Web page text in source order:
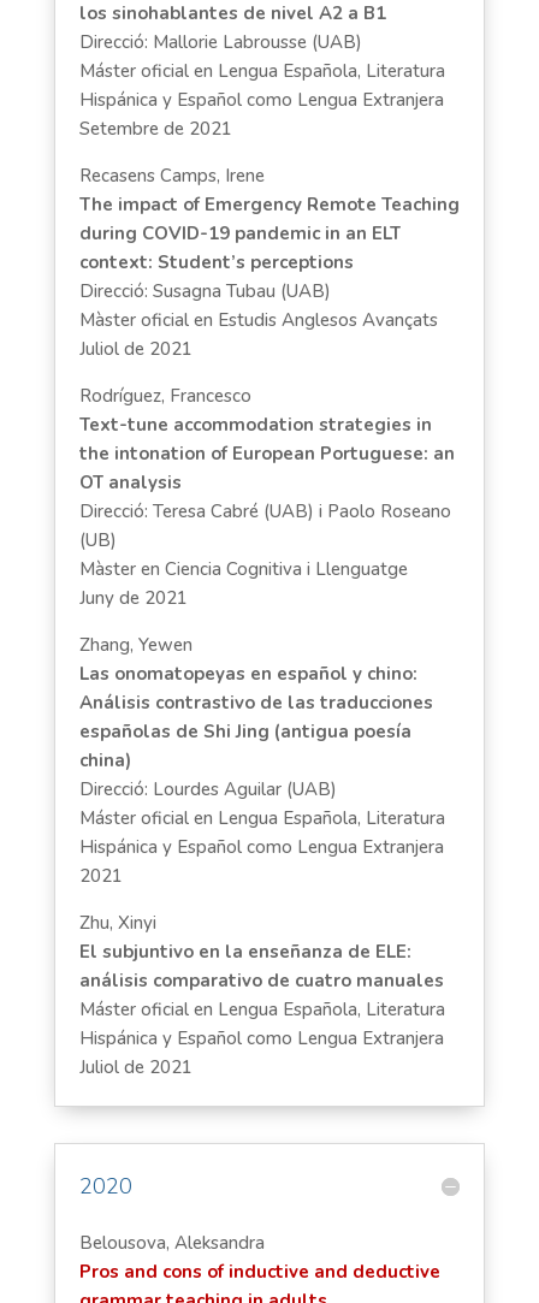
los sinohablantes de nivel A2 a B1
Direcció: Mallorie Labrousse (UAB)
Máster oficial en Lengua Española, Literatura
Hispánica y Español como Lengua Extranjera
Setembre de 2021
Recasens Camps, Irene
The impact of Emergency Remote Teaching
during COVID-19 pandemic in an ELT
context: Student’s perceptions
Direcció: Susagna Tubau (UAB)
Màster oficial en Estudis Anglesos Avançats
Juliol de 2021
Rodríguez, Francesco
Text-tune accommodation strategies in
the intonation of European Portuguese: an
OT analysis
Direcció: Teresa Cabré (UAB) i Paolo Roseano
(UB)
Màster en Ciencia Cognitiva i Llenguatge
Juny de 2021
Zhang, Yewen
Las onomatopeyas en español y chino:
Análisis contrastivo de las traducciones
españolas de Shi Jing (antigua poesía
china)
Direcció: Lourdes Aguilar (UAB)
Máster oficial en Lengua Española, Literatura
Hispánica y Español como Lengua Extranjera
2021
Zhu, Xinyi
El subjuntivo en la enseñanza de ELE:
análisis comparativo de cuatro manuales
Máster oficial en Lengua Española, Literatura
Hispánica y Español como Lengua Extranjera
Juliol de 2021
2020
Belousova, Aleksandra
Pros and cons of inductive and deductive